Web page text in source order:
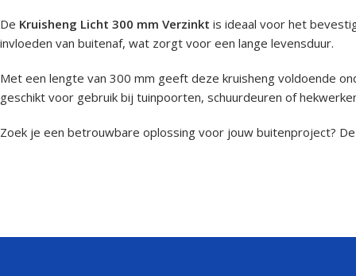
De Kruisheng Licht 300 mm Verzinkt is ideaal voor het
invloeden van buitenaf, wat zorgt voor een lange levensduur.
Met een lengte van 300 mm geeft deze kruisheng voldoende
geschikt voor gebruik bij tuinpoorten, schuurdeuren of
Zoek je een betrouwbare oplossing voor jouw buitenproject?